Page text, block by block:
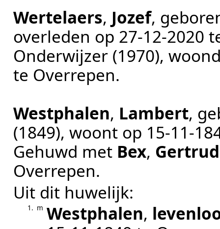
Wertelaers, Jozef,
overleden op 27‑12‑2020
Onderwijzer (1970),
te Overrepen.
Westphalen, Lambert,
(1849), woont op
Gehuwd met Bex,
Overrepen.
Uit dit huwelijk:
1. m Westphalen,